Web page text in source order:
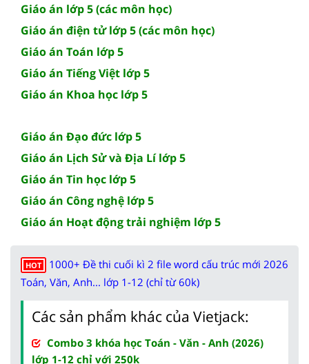
Giáo án lớp 5 (các môn học)
Giáo án điện tử lớp 5 (các môn học)
Giáo án Toán lớp 5
Giáo án Tiếng Việt lớp 5
Giáo án Khoa học lớp 5
Giáo án Đạo đức lớp 5
Giáo án Lịch Sử và Địa Lí lớp 5
Giáo án Tin học lớp 5
Giáo án Công nghệ lớp 5
Giáo án Hoạt động trải nghiệm lớp 5
HOT
1000+ Đề thi cuối kì 2 file word cấu trúc mới 2026
Toán, Văn, Anh... lớp 1-12 (chỉ từ 60k)
Các sản phẩm khác của Vietjack:
Combo 3 khóa học Toán - Văn - Anh (2026)
lớp 1-12 chỉ với 250k